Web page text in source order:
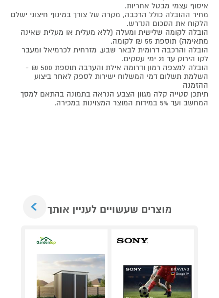
איסוף עצמי מבטל אחריות.
מחיר ההובלה כולל הרכבה, מקרה של צורך במינוף חיצוני ישלם
הלקוח את הסכום הנדרש.
הובלה לקומה שלישית ומעלה (ללא מעלית או מעלית שאינה
מתאימה) תוספת 55 ₪ לקומה.
הובלה והרכבה דרומית לבאר שבע, מזרחית לכרמיאל ומעבר
לקו הירוק עד 21 ימי עסקים.
הובלה למצפה רמון ודרומה אילת והערבה תוספת 500 ₪ -
השלמת תשלום דמי המשלוח ישירות לספק לאחר ביצוע
ההזמנה
תיתכן סטייה קלה מגוון הצבע הנראה בתמונה בהתאם למסך
המחשב ועד 5% במידות המוצר המצוינות במכירה.
מוצרים שעשויים לעניין אותך